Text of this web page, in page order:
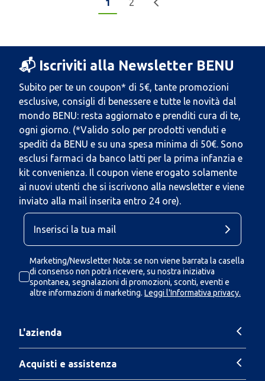
1 2
📬 Iscriviti alla Newsletter BENU
Subito per te un coupon* di 5€, tante promozioni
esclusive, consigli di benessere e tutte le novità dal
mondo BENU: resta aggiornato e prenditi cura di te,
ogni giorno. (*Valido solo per prodotti venduti e
spediti da BENU e su una spesa minima di 50€. Sono
esclusi farmaci da banco latti per la prima infanzia e
kit convenienza. Il coupon viene erogato solamente
ai nuovi utenti che si iscrivono alla newsletter e viene
inviato alla mail inserita entro 24 ore).
Marketing/Newsletter Nota: se non viene barrata la casella
di consenso non potrà ricevere, su nostra iniziativa
spontanea, segnalazioni di promozioni, sconti, eventi e
altre informazioni di marketing. Leggi l'Informativa privacy.
L'azienda
Acquisti e assistenza